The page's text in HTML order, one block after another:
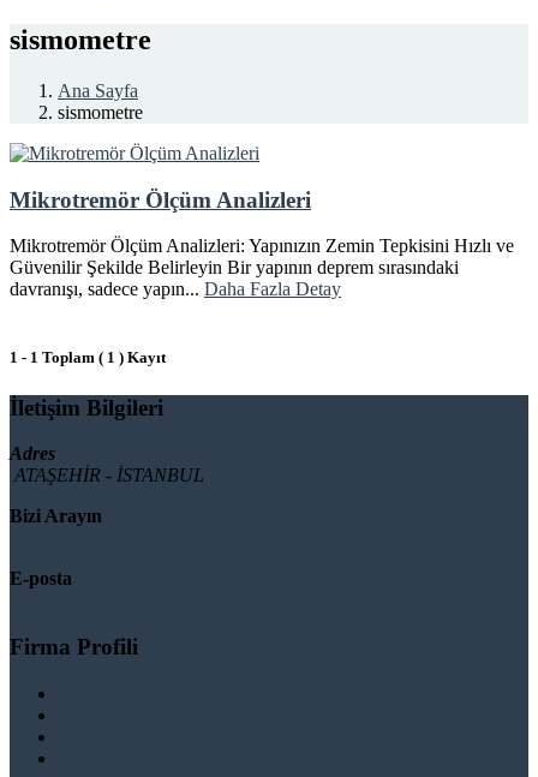
sismometre
Ana Sayfa
sismometre
Mikrotremör Ölçüm Analizleri
Mikrotremör Ölçüm Analizleri: Yapınızın Zemin Tepkisini Hızlı ve
Güvenilir Şekilde Belirleyin Bir yapının deprem sırasındaki
davranışı, sadece yapın... Daha Fazla Detay
1 - 1 Toplam ( 1 ) Kayıt
İletişim Bilgileri
Adres
ATAŞEHİR - İSTANBUL
Bizi Arayın
E-posta
Firma Profili